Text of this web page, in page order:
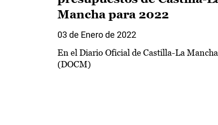
Mancha para 2022
03 de Enero de 2022
En el Diario Oficial de Castilla-La Mancha
(DOCM)